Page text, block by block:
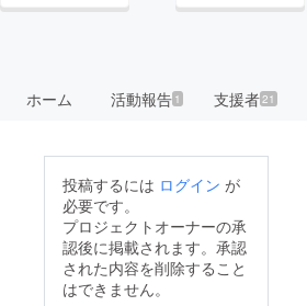
ホーム 活動報告1 支援者21
投稿するには ログイン が
必要です。
プロジェクトオーナーの承
認後に掲載されます。承認
された内容を削除すること
はできません。